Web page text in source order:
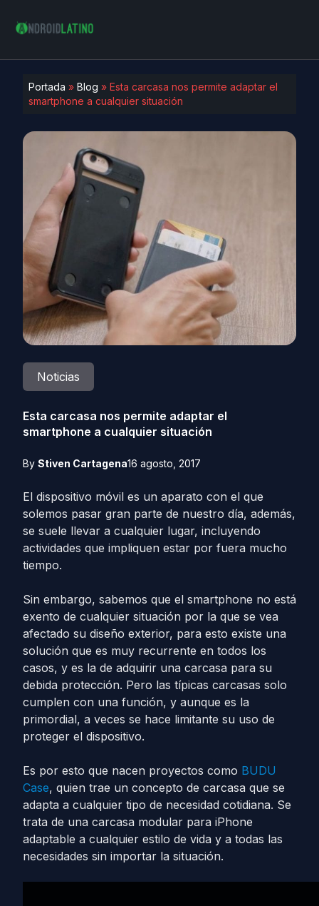
Portada » Blog » Esta carcasa nos permite adaptar el
smartphone a cualquier situación
Noticias
Esta carcasa nos permite adaptar el
smartphone a cualquier situación
By Stiven Cartagena16 agosto, 2017
El dispositivo móvil es un aparato con el que
solemos pasar gran parte de nuestro día, además,
se suele llevar a cualquier lugar, incluyendo
actividades que impliquen estar por fuera mucho
tiempo.
Sin embargo, sabemos que el smartphone no está
exento de cualquier situación por la que se vea
afectado su diseño exterior, para esto existe una
solución que es muy recurrente en todos los
casos, y es la de adquirir una carcasa para su
debida protección. Pero las típicas carcasas solo
cumplen con una función, y aunque es la
primordial, a veces se hace limitante su uso de
proteger el dispositivo.
Es por esto que nacen proyectos como BUDU
Case, quien trae un concepto de carcasa que se
adapta a cualquier tipo de necesidad cotidiana. Se
trata de una carcasa modular para iPhone
adaptable a cualquier estilo de vida y a todas las
necesidades sin importar la situación.